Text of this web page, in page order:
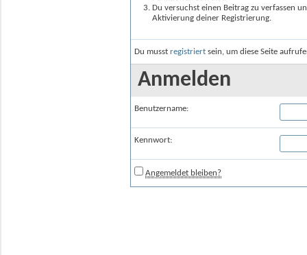
Du versuchst einen Beitrag zu verfassen
Aktivierung deiner Registrierung.
Du musst registriert sein, um diese Seite
Anmelden
Benutzername:
Kennwort:
Angemeldet bleiben?